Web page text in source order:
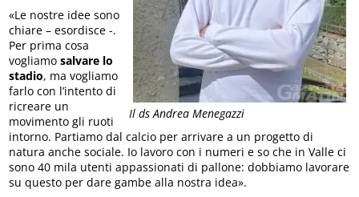
Il ds Andrea Menegazzi
«Le nostre idee sono
chiare – esordisce -.
Per prima cosa
vogliamosalvare lo
stadio, ma vogliamo
farlo con l’intento di
ricreare un
movimento gli ruoti
intorno. Partiamo dal calcio per arrivare a un progetto di
natura anche sociale. Io lavoro con i numeri e so che in Valle ci
sono 40 mila utenti appassionati di pallone: dobbiamo lavorare
su questo per dare gambe alla nostra idea».